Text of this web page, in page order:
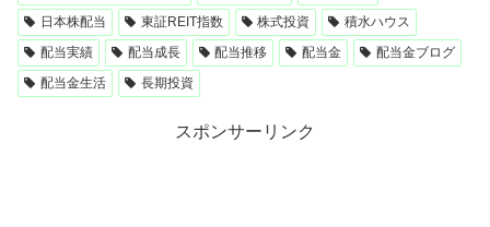
日本株配当
東証REIT指数 株式投資
積水ハウス
配当実績
配当成長 配当推移 配当金
配当金ブログ
配当金生活
長期投資
スポンサーリンク